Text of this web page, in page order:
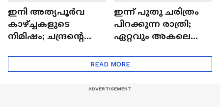
ഇനി അത്യപൂര്‍വ
കാഴ്ച്ചകളുടെ
നിമിഷം; ചന്ദ്രന്റെ
ഒറിയോണിന്റെ യാത്ര
ആരംഭിച്ചു
ഇന്ന് പുതു ചരിത്രം
പിറക്കുന്ന രാത്രി;
ഏറ്റവും അകലെ
READ MORE